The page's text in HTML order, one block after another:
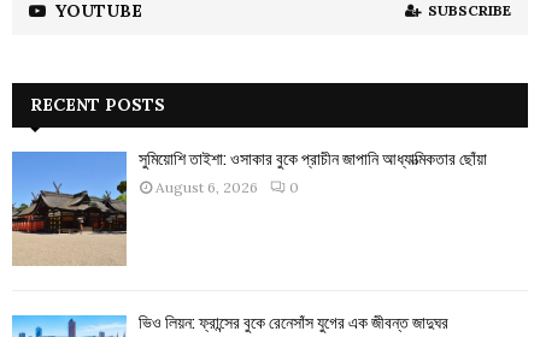
YOUTUBE SUBSCRIBE
RECENT POSTS
সুমিয়োশি তাইশা: ওসাকার বুকে প্রাচীন জাপানি আধ্যাত্মিকতার ছোঁয়া
August 6, 2026 0
ভিও লিয়ন: ফ্রান্সের বুকে রেনেসাঁস যুগের এক জীবন্ত জাদুঘর